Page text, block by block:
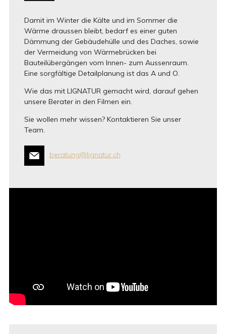
Damit im Winter die Kälte und im Sommer die
Wärme draussen bleibt, bedarf es einer guten
Dämmung der Gebäudehülle und des Daches, sowie
der Vermeidung von Wärmebrücken bei
Bauteilübergängen vom Innen- zum Aussenraum.
Eine sorgfältige Detailplanung ist das A und O.
Wie das mit LIGNATUR gemacht wird, darauf gehen
unsere Berater in den Filmen ein.
Sie wollen mehr wissen? Kontaktieren Sie unser
Team.
beratung@lignatur.ch